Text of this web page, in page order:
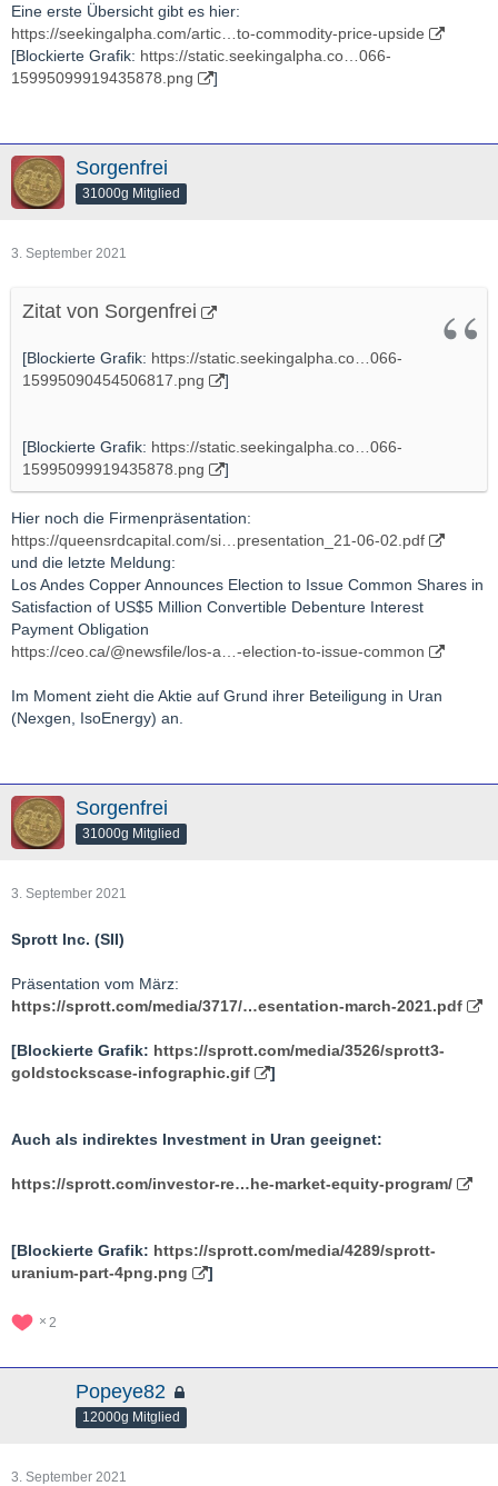
Eine erste Übersicht gibt es hier:
https://seekingalpha.com/artic…to-commodity-price-upside
[Blockierte Grafik: https://static.seekingalpha.co…066-
15995099919435878.png
]
Sorgenfrei
31000g Mitglied
3. September 2021
Zitat von Sorgenfrei
[Blockierte Grafik: https://static.seekingalpha.co…066-
15995090454506817.png
]
[Blockierte Grafik: https://static.seekingalpha.co…066-
15995099919435878.png
]
Hier noch die Firmenpräsentation:
https://queensrdcapital.com/si…presentation_21-06-02.pdf
und die letzte Meldung:
Los Andes Copper Announces Election to Issue Common Shares in
Satisfaction of US$5 Million Convertible Debenture Interest
Payment Obligation
https://ceo.ca/@newsfile/los-a…-election-to-issue-common
Im Moment zieht die Aktie auf Grund ihrer Beteiligung in Uran
(Nexgen, IsoEnergy) an.
Sorgenfrei
31000g Mitglied
3. September 2021
Sprott Inc. (SII)
Präsentation vom März:
https://sprott.com/media/3717/…esentation-march-2021.pdf
[Blockierte Grafik: https://sprott.com/media/3526/sprott3-
goldstockscase-infographic.gif
]
Auch als indirektes Investment in Uran geeignet:
https://sprott.com/investor-re…he-market-equity-program/
[Blockierte Grafik: https://sprott.com/media/4289/sprott-
uranium-part-4png.png
]
2
Popeye82
12000g Mitglied
3. September 2021